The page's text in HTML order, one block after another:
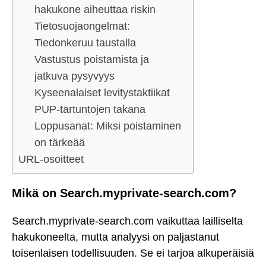
hakukone aiheuttaa riskin
Tietosuojaongelmat:
Tiedonkeruu taustalla
Vastustus poistamista ja
jatkuva pysyvyys
Kyseenalaiset levitystaktiikat
PUP-tartuntojen takana
Loppusanat: Miksi poistaminen
on tärkeää
URL-osoitteet
Mikä on Search.myprivate-search.com?
Search.myprivate-search.com vaikuttaa lailliselta
hakukoneelta, mutta analyysi on paljastanut
toisenlaisen todellisuuden. Se ei tarjoa alkuperäisiä